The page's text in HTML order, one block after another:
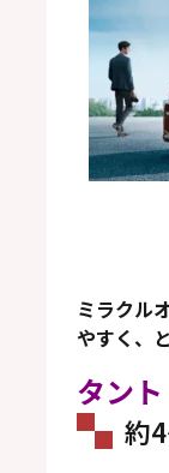
ミラクル
やすく、
タント
約